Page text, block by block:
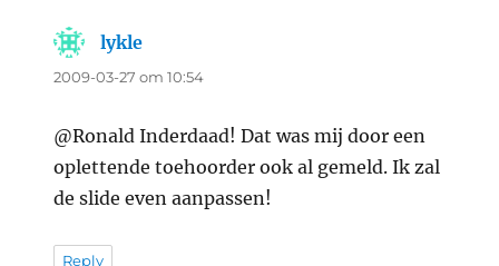
lykle
2009-03-27 om 10:54
@Ronald Inderdaad! Dat was mij door een
oplettende toehoorder ook al gemeld. Ik zal
de slide even aanpassen!
Reply